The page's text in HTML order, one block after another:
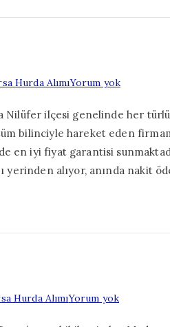
Hurda AlımıYorum yokNilüfer
Nilüfer ilçesi genelinde her
bilinciyle hareket eden
en iyi fiyat garantisi
alıyor, anında nakit
Hurda AlımıYorum yokMudanya